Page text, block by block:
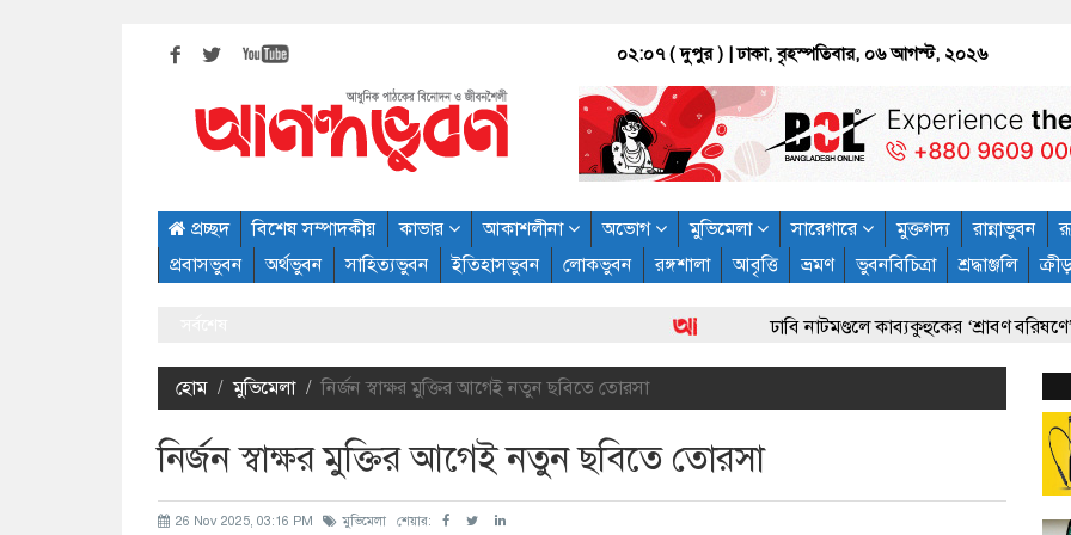
০২:০৭ ( দুপুর ) | ঢাকা, বৃহস্পতিবার, ০৬ আগস্ট, ২০২৬
প্রচ্ছদ বিশেষ সম্পাদকীয় কাভার আকাশলীনা অভোগ মুভিমেলা সারেগারে মুক্তগদ্য রান্নাভুবন
প্রবাসভুবন
অর্থভুবন সাহিত্যভুবন ইতিহাসভুবন লোকভুবন রঙ্গশালা আবৃত্তি ভ্রমণ ভুবনবিচিত্রা শ্রদ্ধাঞ্জলি
ঢাবি নাটমণ্ডলে কাব্যকুহুকের ‘শ্রাবণ বরিষণে’:
হোম মুভিমেলা নির্জন স্বাক্ষর মুক্তির আগেই নতুন ছবিতে তোরসা
নির্জন স্বাক্ষর মুক্তির আগেই নতুন ছবিতে তোরসা
26 Nov 2025, 03:16 PM মুভিমেলা শেয়ার: